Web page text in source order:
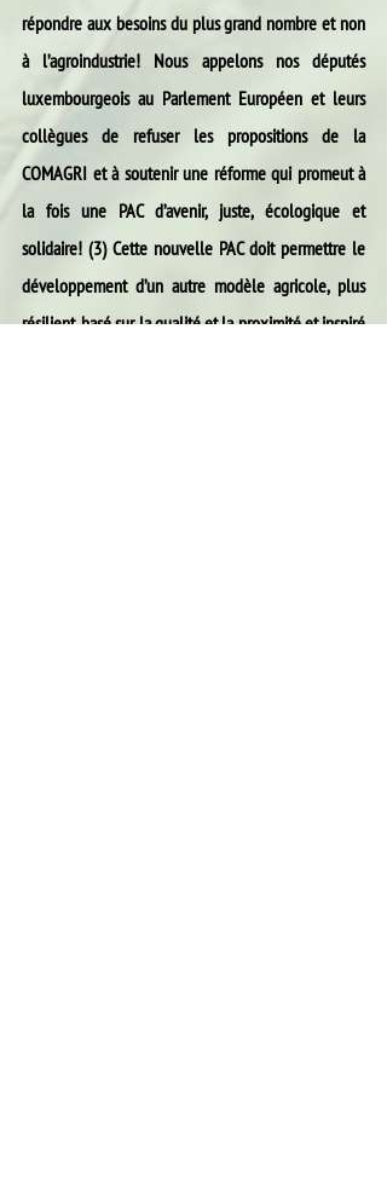
répondre aux besoins du plus grand nombre et non
à l’agroindustrie! Nous appelons nos députés
luxembourgeois au Parlement Européen et leurs
collègues de refuser les propositions de la
COMAGRI et à soutenir une réforme qui promeut à
la fois une PAC d’avenir, juste, écologique et
solidaire! (3) Cette nouvelle PAC doit permettre le
développement d’un autre modèle agricole, plus
résilient, basé sur la qualité et la proximité et inspiré